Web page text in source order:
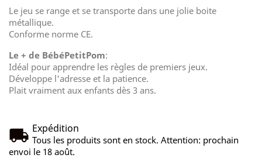
Le jeu se range et se transporte dans une jolie boite
métallique.
Conforme norme CE.
Le + de BébéPetitPom:
Idéal pour apprendre les règles de premiers jeux.
Développe l'adresse et la patience.
Plait vraiment aux enfants dès 3 ans.
Expédition
Tous les produits sont en stock. Attention: prochain
envoi le 18 août.